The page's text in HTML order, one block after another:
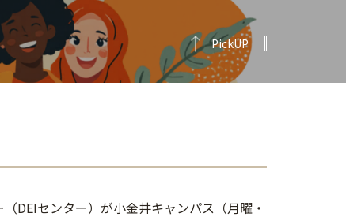
PickUP
DEIセンター）が小金井キャンパス（月曜・